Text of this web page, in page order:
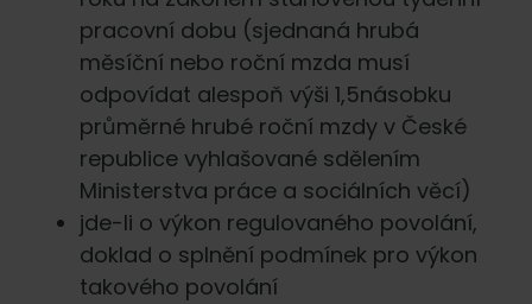
pracovní dobu (sjednaná hrubá
měsíční nebo roční mzda musí
odpovídat alespoň výši 1,5násobku
průměrné hrubé roční mzdy v České
republice vyhlašované sdělením
Ministerstva práce a sociálních věcí)
jde-li o výkon regulovaného povolání,
doklad o splnění podmínek pro výkon
takového povolání